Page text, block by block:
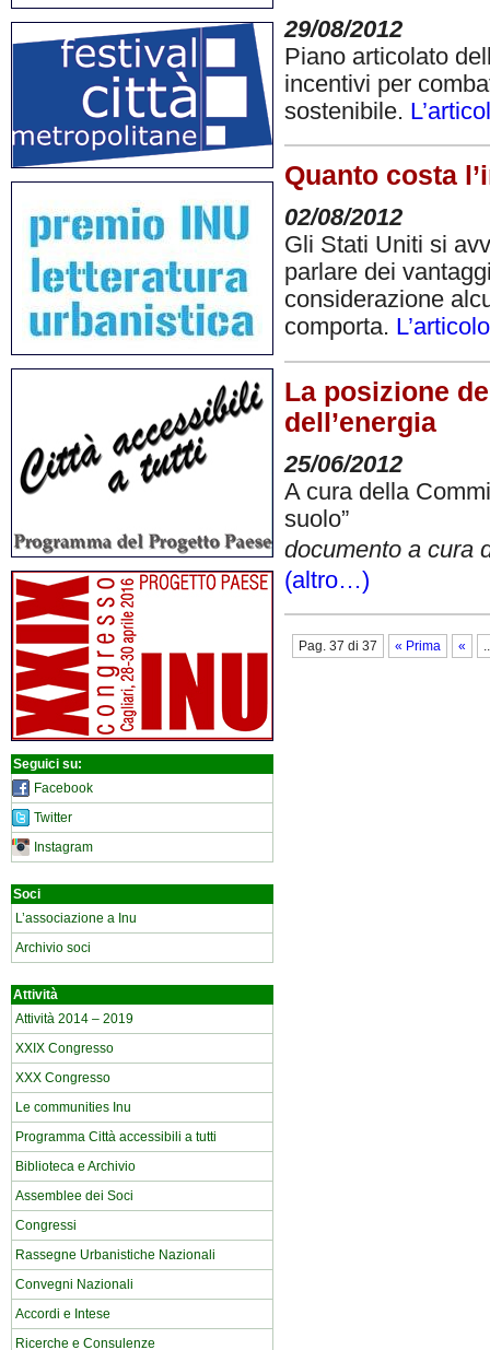
Seguici su:
Facebook
Twitter
Instagram
Soci
L’associazione a Inu
Archivio soci
Attività
Attività 2014 – 2019
XXIX Congresso
XXX Congresso
Le communities Inu
Programma Città accessibili a tutti
Biblioteca e Archivio
Assemblee dei Soci
Congressi
Rassegne Urbanistiche Nazionali
Convegni Nazionali
Accordi e Intese
Ricerche e Consulenze
29/08/2012
Piano articolato
incentivi per
sostenibile.
Quanto costa
02/08/2012
Gli Stati Uniti si
parlare dei
considerazione
comporta.
La posizione
dell’energia
25/06/2012
A cura della
suolo”
documento a cura
(altro…)
Pag. 37 di 37 « Prima «